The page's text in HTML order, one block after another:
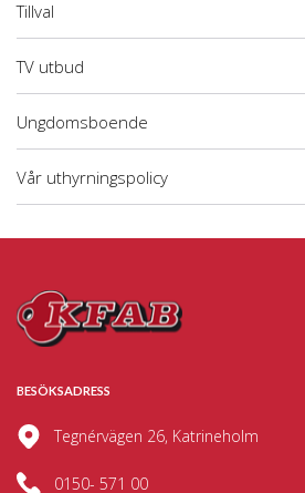
Tillval
TV utbud
Ungdomsboende
Vår uthyrningspolicy
BESÖKSADRESS
Tegnérvägen 26, Katrineholm
0150- 571 00